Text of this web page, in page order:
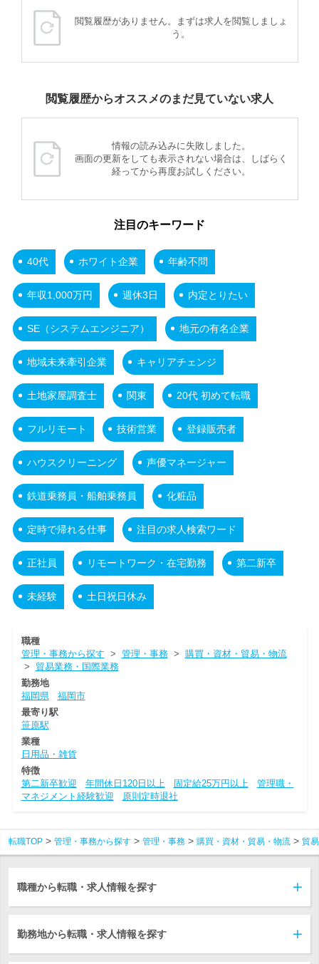
閲覧履歴がありません。まずは求人を閲覧しましょ
う。
閲覧履歴からオススメのまだ見ていない求人
情報の読み込みに失敗しました。
画面の更新をしても表示されない場合は、しばらく
経ってから再度お試しください。
注目のキーワード
40代 ホワイト企業 年齢不問
年収1,000万円 週休3日 内定とりたい
SE（システムエンジニア） 地元の有名企業
地域未来牽引企業 キャリアチェンジ
土地家屋調査士 関東 20代 初めて転職
フルリモート 技術営業 登録販売者
ハウスクリーニング 声優マネージャー
鉄道乗務員・船舶乗務員 化粧品
定時で帰れる仕事 注目の求人検索ワード
正社員 リモートワーク・在宅勤務 第二新卒
未経験 土日祝日休み
職種
管理・事務から探す > 管理・事務> 購買・資材・貿易・物流
> 貿易業務・国際業務
勤務地
福岡県
福岡市
最寄り駅
笹原駅
業種
日用品・雑貨
特徴
第二新卒歓迎
年間休日120日以上 固定給25万円以上
管理職・
マネジメント経験歓迎
原則定時退社
転職TOP 管理・事務から探す 管理・事務 購買・資材・貿易・物流 貿
職種から転職・求人情報を探す
勤務地から転職・求人情報を探す